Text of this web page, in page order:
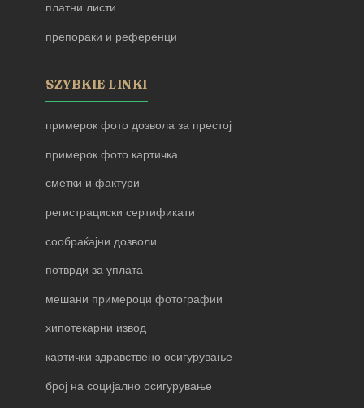
платни листи
препораки и референци
SZYBKIE LINKI
примерок фото дозвола за престој
примерок фото картичка
сметки и фактури
регистрациски сертификати
сообраќајни дозволи
потврди за уплата
мешани примероци фотографии
хипотекарни извод
картички здравствено осигурување
број на социјално осигурување